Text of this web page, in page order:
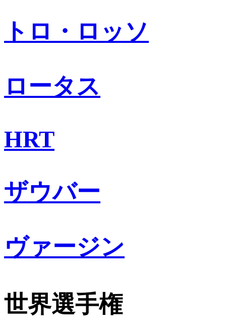
トロ・ロッソ
ロータス
HRT
ザウバー
ヴァージン
世界選手権